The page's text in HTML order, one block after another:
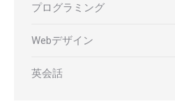
プログラミング
Webデザイン
英会話